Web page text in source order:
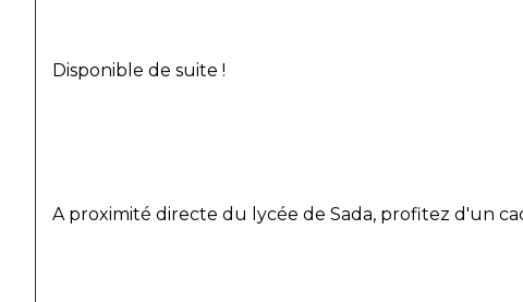
Disponible de suite !
A proximité directe du lycée de Sada, profitez d'un